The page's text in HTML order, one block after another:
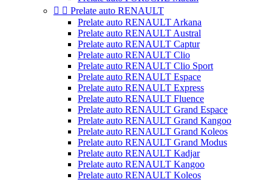
  Prelate auto RENAULT
Prelate auto RENAULT Arkana
Prelate auto RENAULT Austral
Prelate auto RENAULT Captur
Prelate auto RENAULT Clio
Prelate auto RENAULT Clio Sport
Prelate auto RENAULT Espace
Prelate auto RENAULT Express
Prelate auto RENAULT Fluence
Prelate auto RENAULT Grand Espace
Prelate auto RENAULT Grand Kangoo
Prelate auto RENAULT Grand Koleos
Prelate auto RENAULT Grand Modus
Prelate auto RENAULT Kadjar
Prelate auto RENAULT Kangoo
Prelate auto RENAULT Koleos